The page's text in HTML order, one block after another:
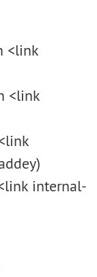
<link
<link
internal-